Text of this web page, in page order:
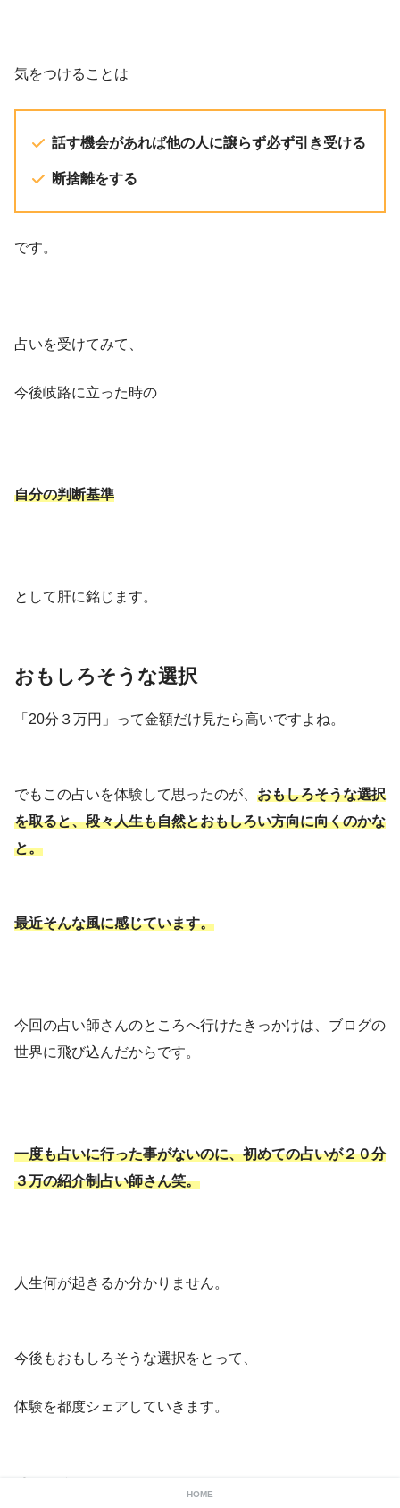
気をつけることは
話す機会があれば他の人に譲らず必ず引き受ける
断捨離をする
です。
占いを受けてみて、
今後岐路に立った時の
自分の判断基準
として肝に銘じます。
おもしろそうな選択
「20分３万円」って金額だけ見たら高いですよね。
でもこの占いを体験して思ったのが、 おもしろそうな選択
を取ると、段々人生も自然とおもしろい方向に向くのかな
と。
最近そんな風に感じています。
今回の占い師さんのところへ行けたきっかけは、ブログの
世界に飛び込んだからです。
一度も占いに行った事がないのに、初めての占いが２０分
３万の紹介制占い師さん笑。
人生何が起きるか分かりません。
今後もおもしろそうな選択をとって、
体験を都度シェアしていきます。
まとめ HOME